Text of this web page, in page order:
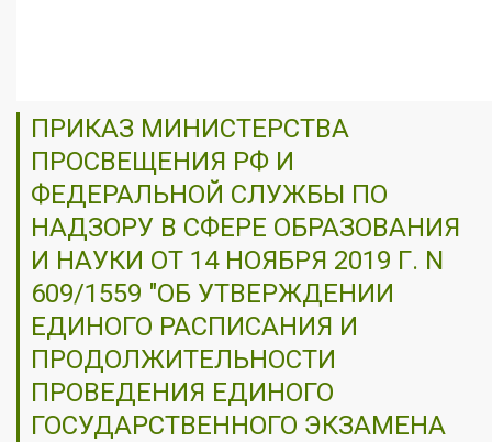
ПРИКАЗ МИНИСТЕРСТВА
ПРОСВЕЩЕНИЯ РФ И
ФЕДЕРАЛЬНОЙ СЛУЖБЫ ПО
НАДЗОРУ В СФЕРЕ ОБРАЗОВАНИЯ
И НАУКИ ОТ 14 НОЯБРЯ 2019 Г. N
609/1559 "ОБ УТВЕРЖДЕНИИ
ЕДИНОГО РАСПИСАНИЯ И
ПРОДОЛЖИТЕЛЬНОСТИ
ПРОВЕДЕНИЯ ЕДИНОГО
ГОСУДАРСТВЕННОГО ЭКЗАМЕНА